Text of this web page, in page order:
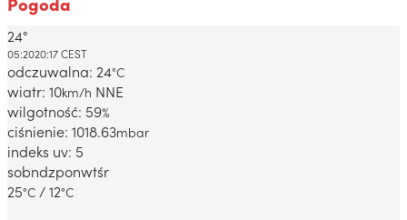
Dabrowa Gornicza, PL
24°
05:2020:17 CEST
odczuwalna: 24°C
wiatr: 10km/h NNE
wilgotność: 59%
ciśnienie: 1018.63mbar
indeks uv: 5
sobndzponwtśr
25°C / 12°C